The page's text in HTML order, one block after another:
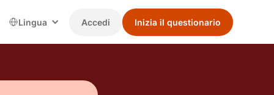
Lingua Accedi Inizia il questionario